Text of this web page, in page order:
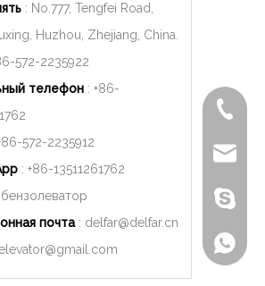
: No.777, Tengfei Road,
Huzhou, Zhejiang, China.
572-2235922
телефон : +86-
572-2235912
: +86-13511261762
бензолеватор
почта: delfar@delfar.cn
+86-
+86-